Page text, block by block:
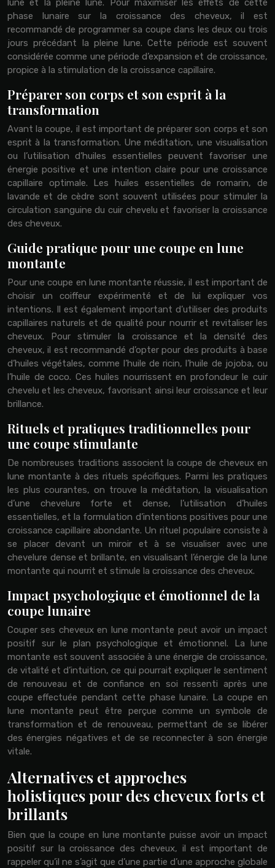
phase lunaire sur la croissance des cheveux, il est
recommandé de programmer sa coupe dans les deux ou trois
jours précédant la pleine lune. Cette période est souvent
considérée comme une période d’expansion et de croissance,
propice à la stimulation de la croissance capillaire.
Préparer son corps et son esprit à la
transformation
Avant la coupe, il est important de préparer son corps et son
esprit à la transformation. Une méditation, une visualisation
ou l’utilisation d’huiles essentielles peuvent favoriser une
énergie positive et une intention claire pour une croissance
capillaire optimale. Les huiles essentielles de romarin, de
lavande et de cèdre sont souvent utilisées pour stimuler la
circulation sanguine du cuir chevelu et favoriser la croissance
des cheveux.
Guide pratique pour une coupe en lune
montante
Pour une coupe en lune montante réussie, il est important de
choisir un coiffeur expérimenté et de lui expliquer vos
intentions. Il est également important d’utiliser des produits
capillaires naturels et de qualité pour nourrir et revitaliser les
cheveux. Pour stimuler la croissance et la densité des
cheveux, il est recommandé d’opter pour des produits à base
d’huiles végétales, comme l’huile de ricin, l’huile de jojoba, ou
l’huile de coco. Ces huiles nourrissent en profondeur le cuir
chevelu et les cheveux, favorisant ainsi leur croissance et leur
brillance.
Rituels et pratiques traditionnelles pour
une coupe stimulante
De nombreuses traditions associent la coupe de cheveux en
lune montante à des rituels spécifiques. Parmi les pratiques
les plus courantes, on trouve la méditation, la visualisation
d’une chevelure forte et dense, l’utilisation d’huiles
essentielles, et la formulation d’intentions positives pour une
croissance capillaire abondante. Un rituel populaire consiste à
se placer devant un miroir et à se visualiser avec une
chevelure dense et brillante, en visualisant l’énergie de la lune
montante qui nourrit et stimule la croissance des cheveux.
Impact psychologique et émotionnel de la
coupe lunaire
Couper ses cheveux en lune montante peut avoir un impact
positif sur le plan psychologique et émotionnel. La lune
montante est souvent associée à une énergie de croissance,
de vitalité et d’intuition, ce qui pourrait expliquer le sentiment
de renouveau et de confiance en soi ressenti après une
coupe effectuée pendant cette phase lunaire. La coupe en
lune montante peut être perçue comme un symbole de
transformation et de renouveau, permettant de se libérer
des énergies négatives et de se reconnecter à son énergie
vitale.
Alternatives et approches
holistiques pour des cheveux forts et
brillants
Bien que la coupe en lune montante puisse avoir un impact
positif sur la croissance des cheveux, il est important de
rappeler qu’il ne s’agit que d’une partie d’une approche globale